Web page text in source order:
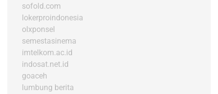
sofold.com
lokerproindonesia
olxponsel
semestasinema
imtelkom.ac.id
indosat.net.id
goaceh
lumbung berita